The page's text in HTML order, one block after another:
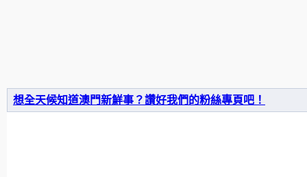
想全天候知道澳門新鮮事？讚好我們的粉絲專頁吧！